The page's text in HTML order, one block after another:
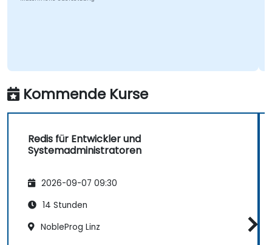
Kommende Kurse
Redis für Entwickler und
Systemadministratoren
2026-09-07 09:30
14 Stunden
NobleProg Linz